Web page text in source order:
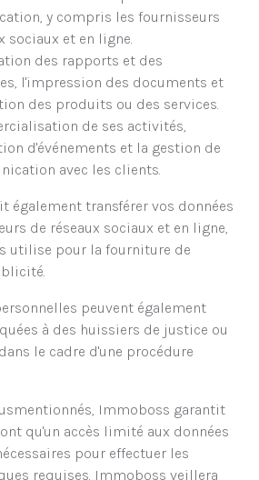
y compris les fournisseurs
sociaux et en ligne.
des rapports et des
l'impression des documents et
des produits ou des services.
de ses activités,
d'événements et la gestion de
avec les clients.
également transférer vos données
de réseaux sociaux et en ligne,
utilise pour la fourniture de
peuvent également
à des huissiers de justice ou
le cadre d'une procédure
Immoboss garantit
qu'un accès limité aux données
pour effectuer les
requises. Immoboss veillera